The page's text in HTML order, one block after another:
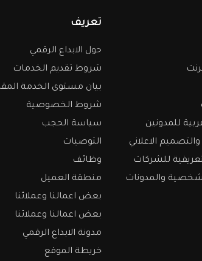
للمدونين
الاعلاني
للشركات
والمدونات
تعريف
حول الابداع الرقمي
شروط تقديم الخدمات
بيان مستوى الخدمة
شروط الخصوصية
سياسة الحجب
التوصيات
وظائف
منطقة العميل
بعض اعمالنا وعملائنا
بعض اعمالنا وعملائنا
مدونة الابداع الرقمي
خريطة الموقع